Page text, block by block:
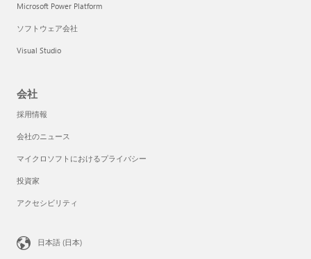
Microsoft Power Platform
ソフトウェア会社
Visual Studio
会社
採用情報
会社のニュース
マイクロソフトにおけるプライバシー
投資家
アクセシビリティ
日本語 (日本)